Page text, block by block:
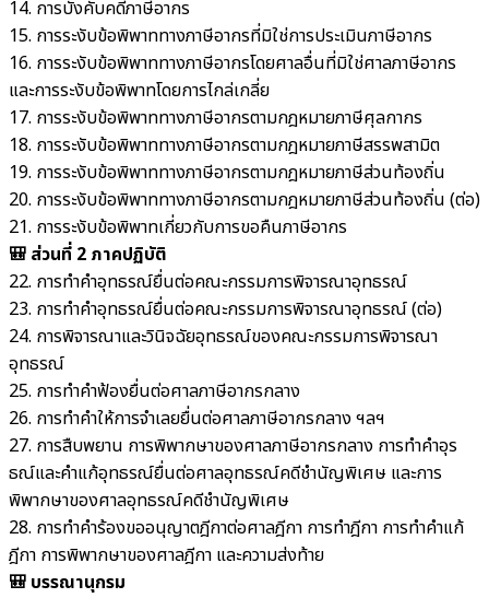
14. การบังคับคดีภาษีอากร
15. การระงับข้อพิพาททางภาษีอากรที่มิใช่การประเมินภาษีอากร
16. การระงับข้อพิพาททางภาษีอากรโดยศาลอื่นที่มิใช่ศาลภาษีอากร
และการระงับข้อพิพาทโดยการไกล่เกลี่ย
17. การระงับข้อพิพาททางภาษีอากรตามกฎหมายภาษีศุลกากร
18. การระงับข้อพิพาททางภาษีอากรตามกฎหมายภาษีสรรพสามิต
19. การระงับข้อพิพาททางภาษีอากรตามกฎหมายภาษีส่วนท้องถิ่น
20. การระงับข้อพิพาททางภาษีอากรตามกฎหมายภาษีส่วนท้องถิ่น (ต่อ)
21. การระงับข้อพิพาทเกี่ยวกับการขอคืนภาษีอากร
🎒 ส่วนที่ 2 ภาคปฏิบัติ
22. การทำคำอุทธรณ์ยื่นต่อคณะกรรมการพิจารณาอุทธรณ์
23. การทำคำอุทธรณ์ยื่นต่อคณะกรรมการพิจารณาอุทธรณ์ (ต่อ)
24. การพิจารณาและวินิจฉัยอุทธรณ์ของคณะกรรมการพิจารณา
อุทธรณ์
25. การทำคำฟ้องยื่นต่อศาลภาษีอากรกลาง
26. การทำคำให้การจำเลยยื่นต่อศาลภาษีอากรกลาง ฯลฯ
27. การสืบพยาน การพิพากษาของศาลภาษีอากรกลาง การทำคำอุร
ธณ์และคำแก้อุทธรณ์ยื่นต่อศาลอุทธรณ์คดีชำนัญพิเศษ และการ
พิพากษาของศาลอุทธรณ์คดีชำนัญพิเศษ
28. การทำคำร้องขออนุญาตฎีกาต่อศาลฎีกา การทำฎีกา การทำคำแก้
ฎีกา การพิพากษาของศาลฎีกา และความส่งท้าย
🎒 บรรณานุกรม